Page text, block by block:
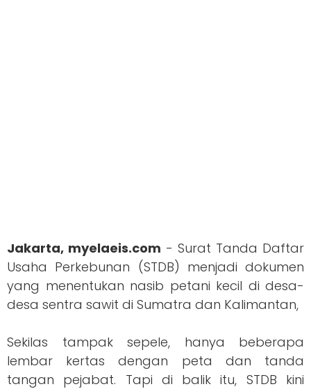
Jakarta, myelaeis.com - Surat Tanda Daftar
Usaha Perkebunan (STDB) menjadi dokumen
yang menentukan nasib petani kecil di desa-
desa sentra sawit di Sumatra dan Kalimantan,
Sekilas tampak sepele, hanya beberapa
lembar kertas dengan peta dan tanda
tangan pejabat. Tapi di balik itu, STDB kini